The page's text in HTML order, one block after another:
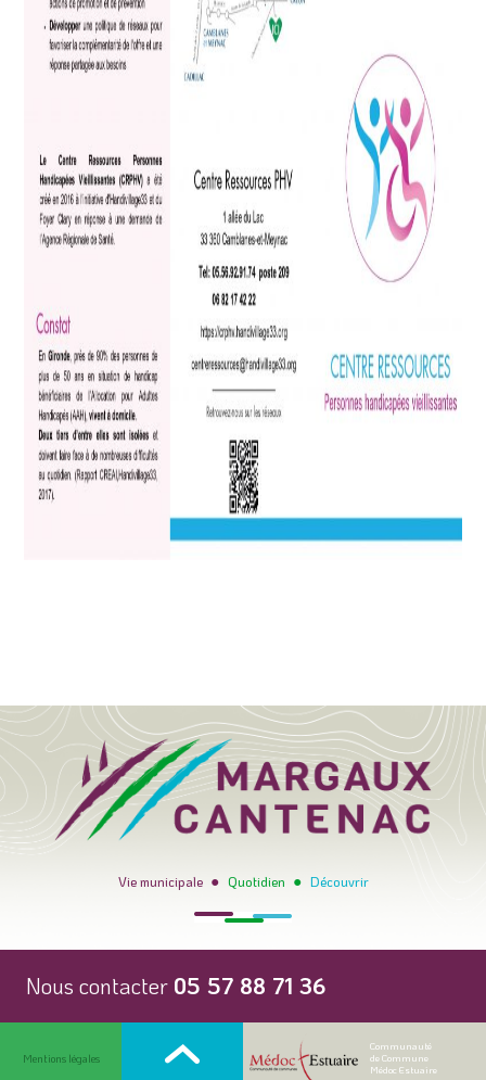
Vie municipale ● Quotidien ● Découvrir
Nous contacter 05 57 88 71 36
Mentions légales
Communauté
de Commune
Médoc Estuaire